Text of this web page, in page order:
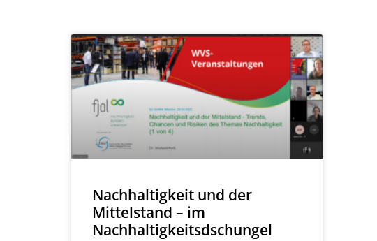
Nachhaltigkeit und der
Mittelstand – im
Nachhaltigkeitsdschungel